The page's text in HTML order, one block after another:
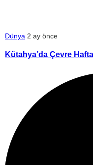
Dünya 2 ay önce
Kütahya’da Çevre